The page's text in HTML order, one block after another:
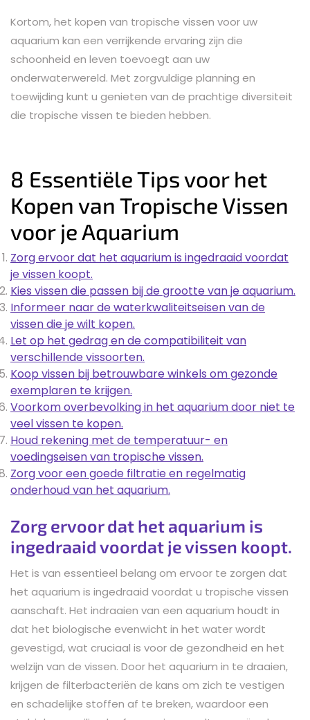
Kortom, het kopen van tropische vissen voor uw
aquarium kan een verrijkende ervaring zijn die
schoonheid en leven toevoegt aan uw
onderwaterwereld. Met zorgvuldige planning en
toewijding kunt u genieten van de prachtige diversiteit
die tropische vissen te bieden hebben.
8 Essentiële Tips voor het
Kopen van Tropische Vissen
voor je Aquarium
Zorg ervoor dat het aquarium is ingedraaid voordat
je vissen koopt.
Kies vissen die passen bij de grootte van je aquarium.
Informeer naar de waterkwaliteitseisen van de
vissen die je wilt kopen.
Let op het gedrag en de compatibiliteit van
verschillende vissoorten.
Koop vissen bij betrouwbare winkels om gezonde
exemplaren te krijgen.
Voorkom overbevolking in het aquarium door niet te
veel vissen te kopen.
Houd rekening met de temperatuur- en
voedingseisen van tropische vissen.
Zorg voor een goede filtratie en regelmatig
onderhoud van het aquarium.
Zorg ervoor dat het aquarium is
ingedraaid voordat je vissen koopt.
Het is van essentieel belang om ervoor te zorgen dat
het aquarium is ingedraaid voordat u tropische vissen
aanschaft. Het indraaien van een aquarium houdt in
dat het biologische evenwicht in het water wordt
gevestigd, wat cruciaal is voor de gezondheid en het
welzijn van de vissen. Door het aquarium in te draaien,
krijgen de filterbacteriën de kans om zich te vestigen
en schadelijke stoffen af ​​te breken, waardoor een